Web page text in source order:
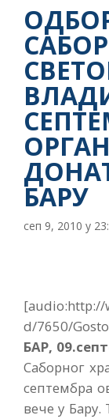
БАРУ
сеп 9, 2010 у
[audio:http://
d/7650/
БАР,
Саборног
септембра
вече у